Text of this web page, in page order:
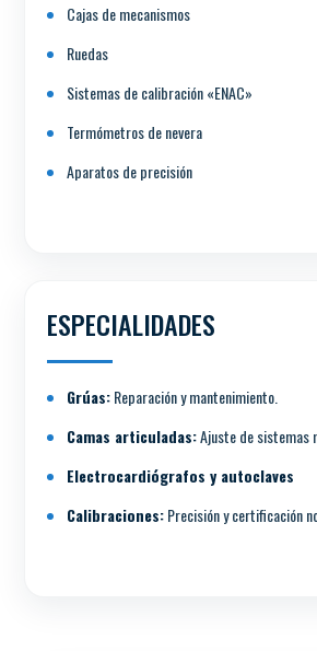
Cajas de mecanismos
Ruedas
Sistemas de calibración «ENAC»
Termómetros de nevera
Aparatos de precisión
ESPECIALIDADES
Grúas:Reparación y mantenimiento.
Camas articuladas:Ajuste de sistemas
Electrocardiógrafos y autoclaves
Calibraciones:Precisión y certificación